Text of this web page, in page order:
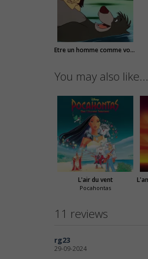
Etre un homme comme vous
You may also like...
L'air du vent
Pocahontas
11 reviews
rg23
29-09-2024